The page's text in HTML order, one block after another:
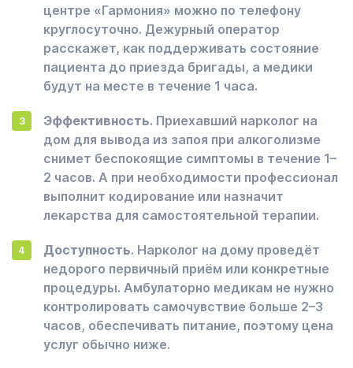
центре «Гармония» можно по телефону
круглосуточно. Дежурный оператор
расскажет, как поддерживать состояние
пациента до приезда бригады, а медики
будут на месте в течение 1 часа.
Эффективность. Приехавший нарколог на
дом для вывода из запоя при алкоголизме
снимет беспокоящие симптомы в течение 1–
2 часов. А при необходимости профессионал
выполнит кодирование или назначит
лекарства для самостоятельной терапии.
Доступность. Нарколог на дому проведёт
недорого первичный приём или конкретные
процедуры. Амбулаторно медикам не нужно
контролировать самочувствие больше 2–3
часов, обеспечивать питание, поэтому цена
услуг обычно ниже.